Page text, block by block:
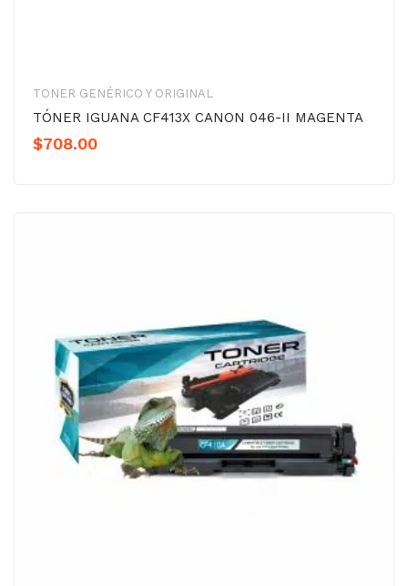
TONER GENÉRICO Y ORIGINAL
TÓNER IGUANA CF413X CANON 046-II MAGENTA
$708.00